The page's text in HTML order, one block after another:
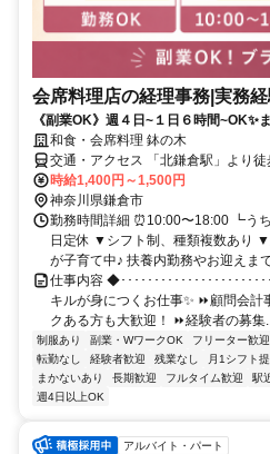
会席料理店の経理事務|実務
《副業OK》週４日~１日６時間~OK✨
和食・会席料理 鉢の木
交通・アクセス 「北鎌倉駅」より徒
時給1,400円～1,500円
神奈川県鎌倉市
勤務時間詳細 ⏰10:00〜18:00 ┗う
日定休 ▼シフト制、種類複数あり
が子育て中♪ 扶養内勤務やお迎えま
仕事内容 ◆･････････････････････
キルが身につくお仕事✨ ⏩顧問会
クある方も大歓迎！ ⏩経験者の募集
制服あり 副業・WワークOK フリーター歓迎
転勤なし
経験者歓迎 残業なし 月1シフト
まかないあり
長期歓迎 フルタイム歓迎 駅
週4日以上OK
アルバイト・パート